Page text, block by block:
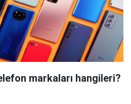
markaları hangileri?